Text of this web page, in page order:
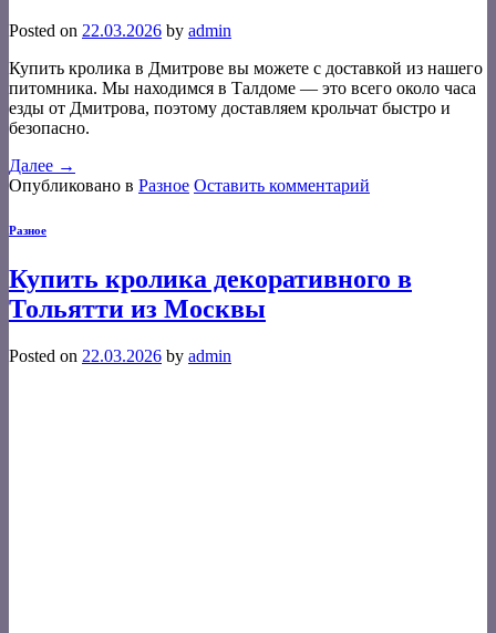
Posted on 22.03.2026 by admin
Купить кролика в Дмитрове вы можете с доставкой из нашего
питомника. Мы находимся в Талдоме — это всего около часа
езды от Дмитрова, поэтому доставляем крольчат быстро и
безопасно.
Далее →
Опубликовано в Разное Оставить комментарий
Разное
Купить кролика декоративного в
Тольятти из Москвы
Posted on 22.03.2026 by admin